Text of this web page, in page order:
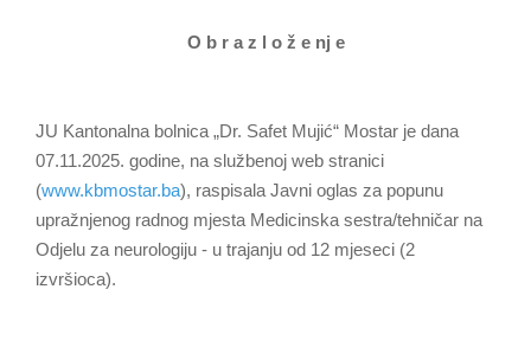
O b r a z l o ž e nj e
JU Kantonalna bolnica „Dr. Safet Mujić“ Mostar je dana
07.11.2025. godine, na službenoj web stranici
(www.kbmostar.ba), raspisala Javni oglas za popunu
upražnjenog radnog mjesta Medicinska sestra/tehničar na
Odjelu za neurologiju - u trajanju od 12 mjeseci (2
izvršioca).